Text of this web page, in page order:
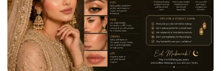
LIFESTYLE
FASHION & STYLE